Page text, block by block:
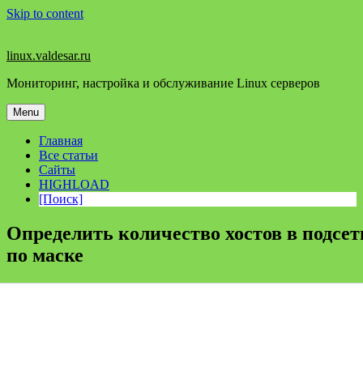
Skip to content
linux.valdesar.ru
Мониторинг, настройка и обслуживание Linux серверов
Menu
Главная
Все статьи
Сайты
HIGHLOAD
[Поиск]
Определить количество хостов в
по маске